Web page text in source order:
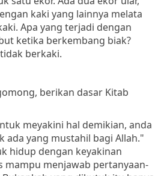
kaki yang lainnya melata
Apa yang terjadi dengan
ketika berkembang biak?
berkaki.
berikan dasar Kitab
meyakini hal demikian, anda
ada yang mustahil bagi Allah."
hidup dengan keyakinan
mampu menjawab pertanyaan-